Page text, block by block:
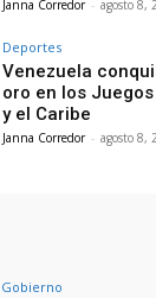
Janna Corredor - agosto 8,
Deportes
Venezuela
oro en los
y el Caribe
Janna Corredor - agosto 8,
Gobierno